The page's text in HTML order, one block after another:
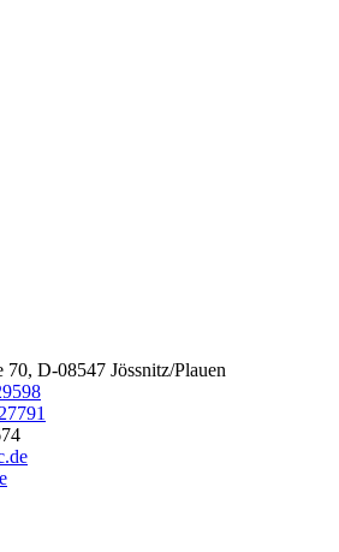
70, D-08547 Jössnitz/Plauen